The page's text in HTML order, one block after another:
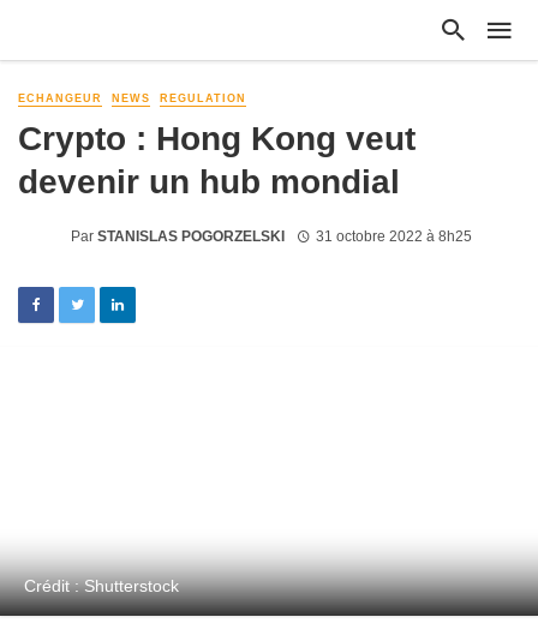
ECHANGEUR NEWS REGULATION
Crypto : Hong Kong veut
devenir un hub mondial
Par STANISLAS POGORZELSKI 31 octobre 2022 à 8h25
Crédit : Shutterstock